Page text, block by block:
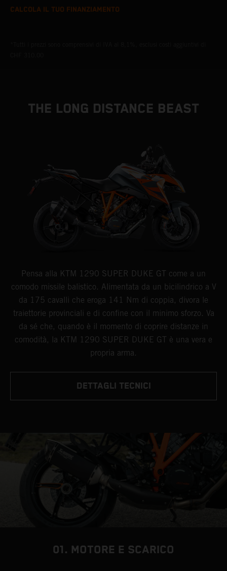
CALCOLA IL TUO FINANZIAMENTO
THE LONG DISTANCE BEAST
Pensa alla KTM 1290 SUPER DUKE GT come a un
comodo missile balistico. Alimentata da un bicilindrico a V
da 175 cavalli che eroga 141 Nm di coppia, divora le
traiettorie provinciali e di confine con il minimo sforzo. Va
da sé che, quando è il momento di coprire distanze in
comodità, la KTM 1290 SUPER DUKE GT è una vera e
propria arma.
DETTAGLI TECNICI
01. MOTORE E SCARICO